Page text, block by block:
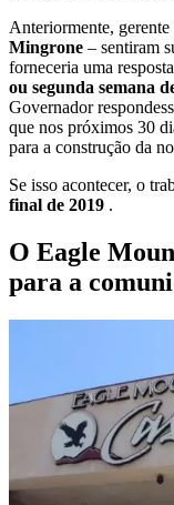
Anteriormente,
Mingrone – sentiram
forneceria uma
ou segunda semana
Governador
que nos próximos 30
para a construção da
Se isso acontecer, o
final de 2019 .
O Eagle
para a